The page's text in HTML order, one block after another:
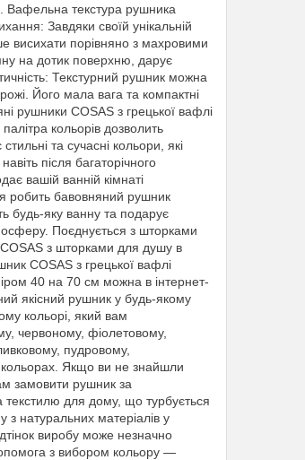
Вафельна текстура рушника
Завдяки своїй унікальній
висихати порівняно з махровими
на дотик поверхню, дарує
Текстурний рушник можна
Його мала вага та компактні
рушники COSAS з грецької вафлі
кольорів дозволить
та сучасні кольори, які
після багаторічного
вашій ванній кімнаті
робить бавовняний рушник
будь-яку ванну та подарує
Поєднується з шторками
з шторками для душу в
COSAS з грецької вафлі
40 на 70 см можна в інтернет-
якісний рушник у будь-якому
кольорі, який вам
червоному, фіолетовому,
пудровому,
кольорах. Якщо ви не знайшли
замовити рушник за
текстилю для дому, що турбується
натуральних матеріалів у
виробу може незначно
з вибором кольору —